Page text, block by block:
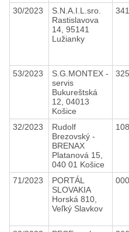
30/2023
S.N.A.I.L.sro.
Rastislavova
14, 95141
Lužianky
53/2023
S.G.MONTEX -
servis
Bukureštská
12, 04013
Košice
32/2023
Rudolf
Brezovský -
BRENAX
Platanová 15,
040 01 Košice
71/2023
PORTÁL
SLOVAKIA
Horská 810,
Veľký Slavkov